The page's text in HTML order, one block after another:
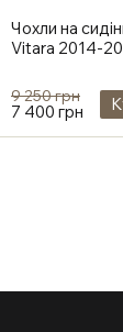
Чохли на
Vitara 2014-
9 250 грн
7 400 грн